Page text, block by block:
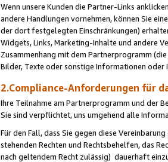
Wenn unsere Kunden die Partner-Links
andere Handlungen vornehmen, können Sie
der dort festgelegten Einschränkungen)
Widgets, Links, Marketing-Inhalte und andere
Zusammenhang mit dem Partnerprogramm (die „
Bilder, Texte oder sonstige Informationen oder
2.Compliance-Anforderungen für
Ihre Teilnahme am Partnerprogramm und der
Sie sind verpflichtet, uns umgehend alle
Für den Fall, dass Sie gegen diese
stehenden Rechten und Rechtsbehelfen, das
nach geltendem Recht zulässig) dauerhaft